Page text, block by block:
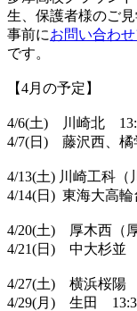
生、保護者様のご見
事前にお問い合わ
です。
【4月の予定】
4/6(土) 川崎北
4/7(日) 藤沢西、
4/13(土) 川崎工科（
4/14(日) 東海大高
4/20(土) 厚木西（厚
4/21(日) 中大杉並
4/27(土) 横浜桜陽
4/29(月) 生田